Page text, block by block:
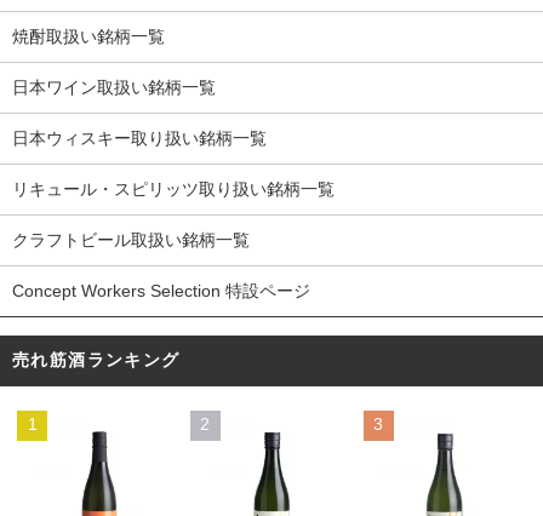
焼酎取扱い銘柄一覧
日本ワイン取扱い銘柄一覧
日本ウィスキー取り扱い銘柄一覧
リキュール・スピリッツ取り扱い銘柄一覧
クラフトビール取扱い銘柄一覧
Concept Workers Selection 特設ページ
売れ筋酒ランキング
1 2 3